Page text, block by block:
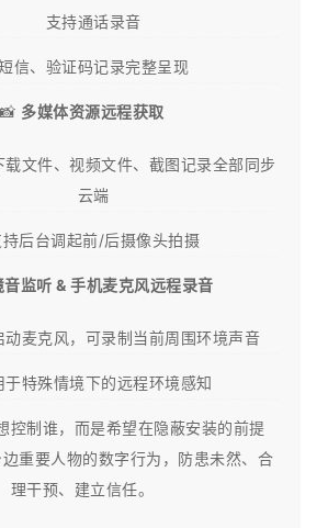
支持通话录音
信、验证码记录完整呈现
📸 多媒体资源远程获取
载文件、视频文件、截图记录全部同步
云端
持后台调起前/后摄像头拍摄
音监听 & 手机麦克风远程录音
动麦克风，可录制当前周围环境声音
于特殊情境下的远程环境感知
控制谁，而是希望在隐蔽安装的前提
重要人物的数字行为，防患未然、合
理干预、建立信任。​